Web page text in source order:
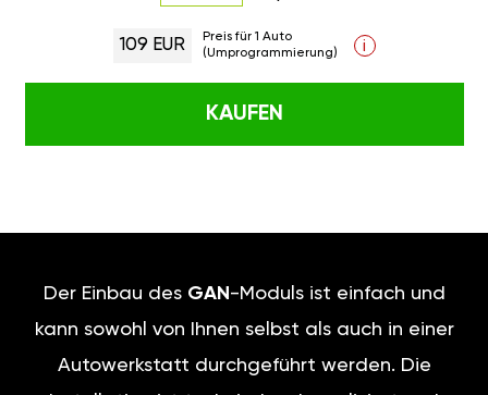
109 EUR
Preis für 1 Auto
(Umprogrammierung)
i
KAUFEN
Der Einbau des GAN -Moduls ist einfach und
kann sowohl von Ihnen selbst als auch in einer
Autowerkstatt durchgeführt werden. Die